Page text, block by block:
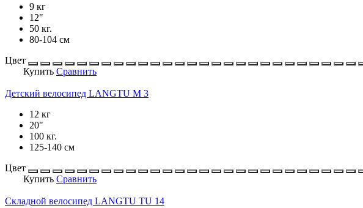
9 кг
12"
50 кг.
80-104 см
Цвет
Купить Сравнить
Детский велосипед LANGTU M 3
12 кг
20"
100 кг.
125-140 см
Цвет
Купить Сравнить
Складной велосипед LANGTU TU 14